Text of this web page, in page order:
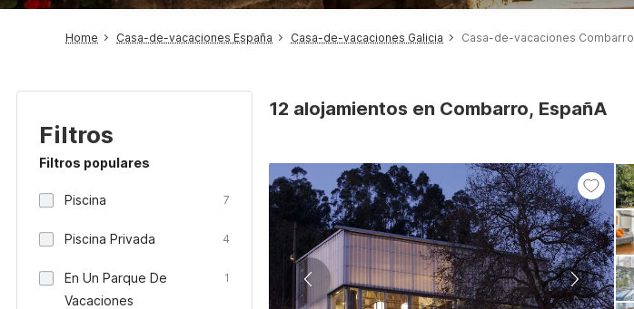
Home Casa-de-vacaciones España Casa-de-vacaciones Galicia Casa-de-vacaciones Combarro
Filtros
Filtros populares
Piscina 7
Piscina Privada 4
En Un Parque De
Vacaciones
1
12 alojamientos en Combarro, EspañA